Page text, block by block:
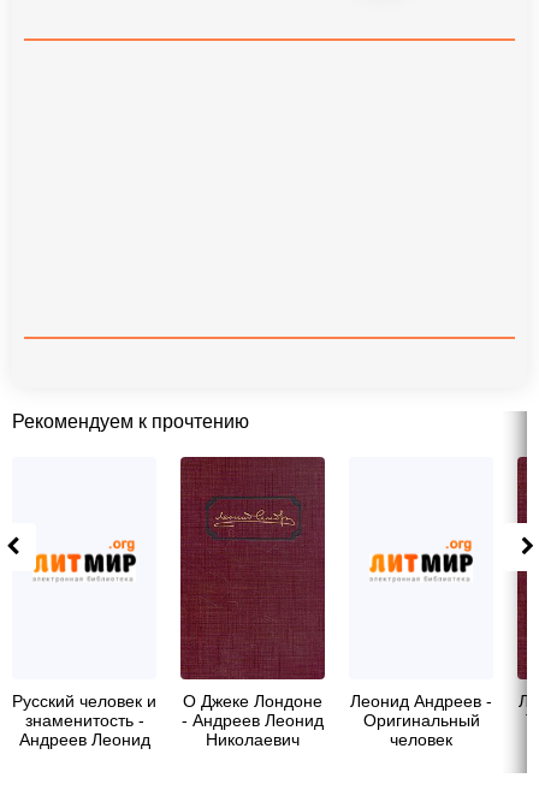
Рекомендуем к прочтению
Русский человек и
знаменитость -
Андреев Леонид
О Джеке Лондоне
- Андреев Леонид
Николаевич
Леонид Андреев -
Оригинальный
человек